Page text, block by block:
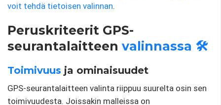
voit tehdä tietoisen valinnan.
Peruskriteerit GPS-
seurantalaitteen valinnassa 🛠️
Toimivuus ja ominaisuudet
GPS-seurantalaitteen valinta riippuu suurelta osin sen
toimivuudesta. Joissakin malleissa on